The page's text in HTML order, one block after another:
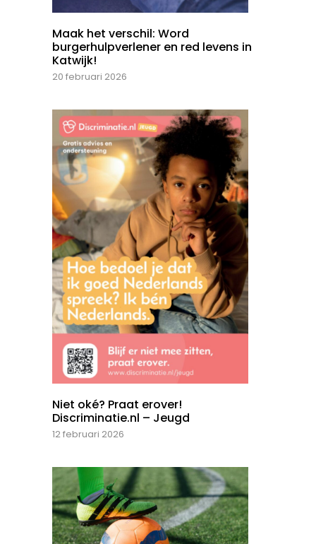
Maak het verschil: Word
burgerhulpverlener en red levens in
Katwijk!
20 februari 2026
Niet oké? Praat erover!
Discriminatie.nl – Jeugd
12 februari 2026